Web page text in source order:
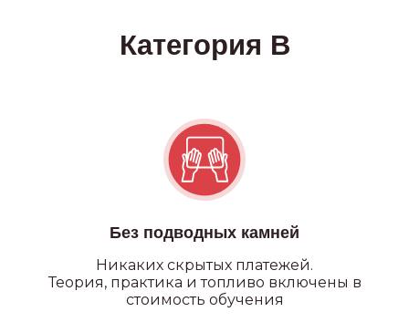
Без подводных камней
Никаких скрытых платежей.
Теория, практика и топливо включены в
стоимость обучения
Категория А